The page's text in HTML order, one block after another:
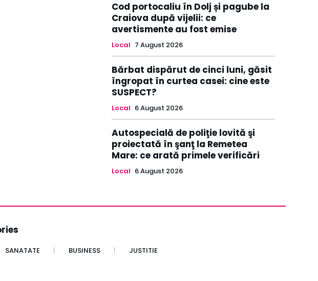
Cod portocaliu în Dolj și pagube la
Craiova după vijelii: ce
avertismente au fost emise
Local 7 August 2026
Bărbat dispărut de cinci luni, găsit
îngropat în curtea casei: cine este
SUSPECT?
Local 6 August 2026
Autospecială de poliţie lovită şi
proiectată în şanţ la Remetea
Mare: ce arată primele verificări
Local 6 August 2026
SANATATE BUSINESS JUSTITIE